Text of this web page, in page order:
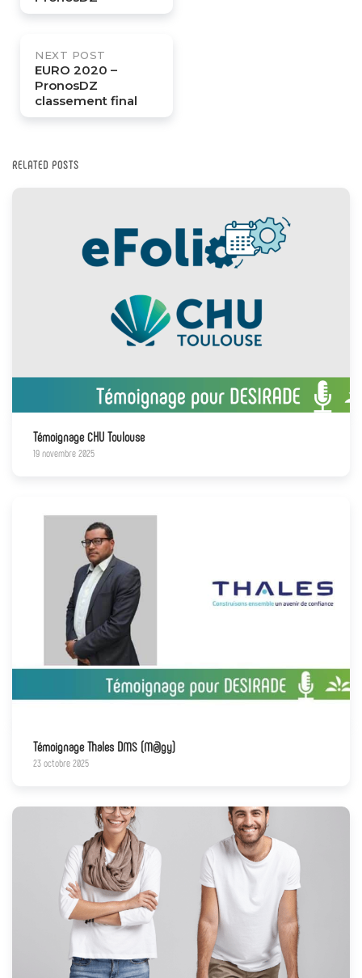
NEXT POST
EURO 2020 –
PronosDZ
classement final
RELATED POSTS
Témoignage CHU Toulouse
19 novembre 2025
Témoignage Thales DMS (M@gy)
23 octobre 2025